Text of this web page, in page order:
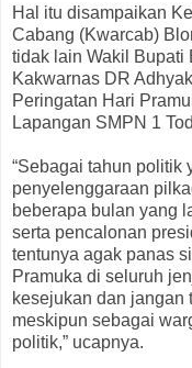
Hal itu disampaikan
Cabang (Kwarcab)
tidak lain Wakil Bupati
Kakwarnas DR
Peringatan Hari
Lapangan SMPN 1
“Sebagai tahun politik
penyelenggaraan
beberapa bulan yang
serta pencalonan
tentunya agak panas
Pramuka di seluruh
kesejukan dan jangan
meskipun sebagai
politik,” ucapnya.